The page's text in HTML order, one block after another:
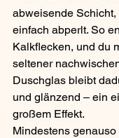
abweisende Schicht,
einfach abperlt. So
Kalkflecken, und du
seltener
Duschglas bleibt
und glänzend – ein
großem Effekt.
Mindestens